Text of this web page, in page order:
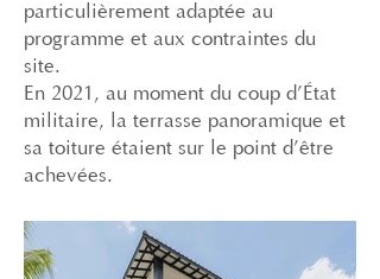
particulièrement adaptée au
programme et aux contraintes du
site.
En 2021, au moment du coup d’État
militaire, la terrasse panoramique et
sa toiture étaient sur le point d’être
achevées.